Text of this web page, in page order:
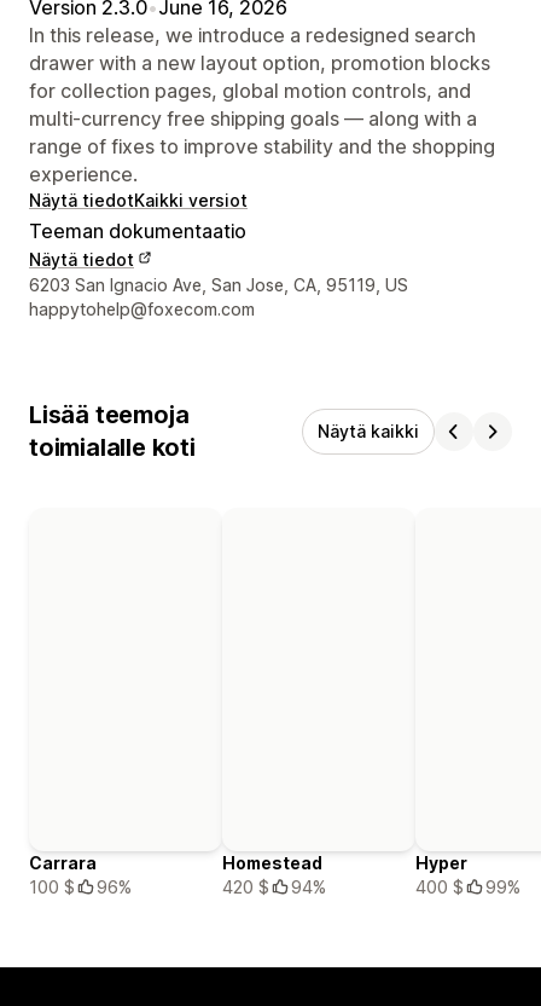
Version 2.3.0•June 16, 2026
In this release, we introduce a redesigned search
drawer with a new layout option, promotion blocks
for collection pages, global motion controls, and
multi-currency free shipping goals — along with a
range of fixes to improve stability and the shopping
experience.
Näytä tiedotKaikki versiot
Teeman dokumentaatio
Näytä tiedot
Suunnittelijan yhteystiedot
6203 San Ignacio Ave, San Jose, CA, 95119, US
happytohelp@foxecom.com
Lisää teemoja
toimialalle koti
Näytä kaikki
Carrara
100 $
96%
Homestead
420 $
94%
Hyper
400 $
99%